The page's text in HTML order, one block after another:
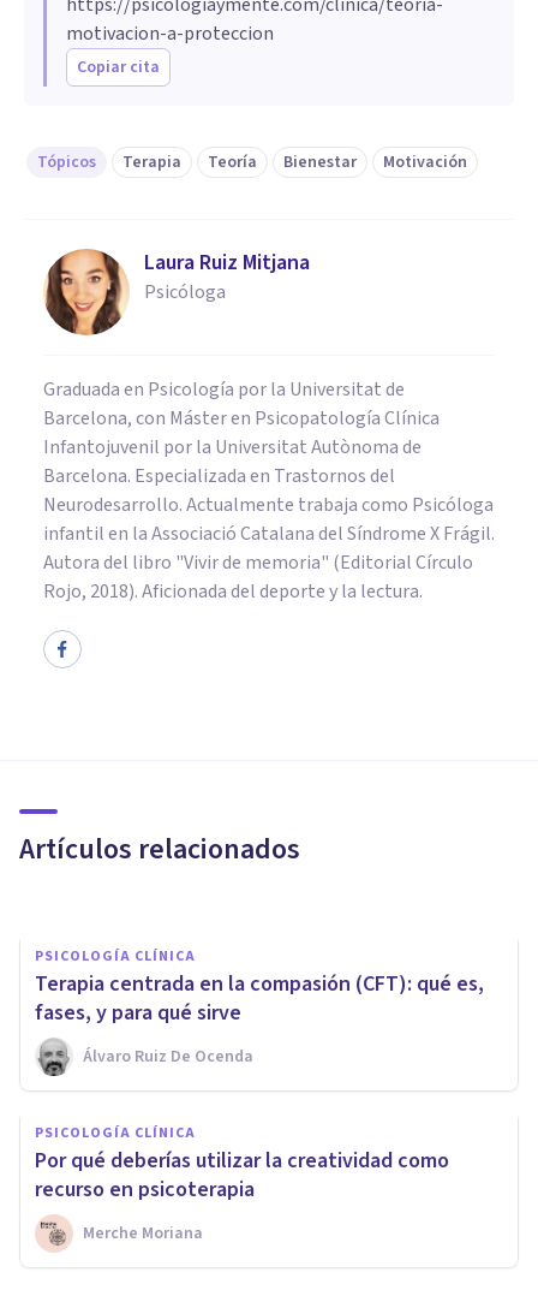
motivacion-a-proteccion
Copiar cita
Tópicos Terapia Teoría Bienestar Motivación
Laura Ruiz Mitjana
Psicóloga
Graduada en Psicología por la Universitat de
Barcelona, con Máster en Psicopatología Clínica
Infantojuvenil por la Universitat Autònoma de
Barcelona. Especializada en Trastornos del
Neurodesarrollo. Actualmente trabaja como Psicóloga
infantil en la Associació Catalana del Síndrome X Frágil.
Autora del libro "Vivir de memoria" (Editorial Círculo
Rojo, 2018). Aficionada del deporte y la lectura.
Artículos relacionados
Ciencia
PSICOLOGÍA CLÍNICA
Terapia centrada en la compasión (CFT): qué es,
fases, y para qué sirve
Álvaro Ruiz De Ocenda
PSICOLOGÍA CLÍNICA
Por qué deberías utilizar la creatividad como
recurso en psicoterapia
Merche Moriana
PSICOLOGÍA CLÍNICA
Anhedonia: efectos y causas
de la incapacidad de sentir
placer
Adrián Triglia